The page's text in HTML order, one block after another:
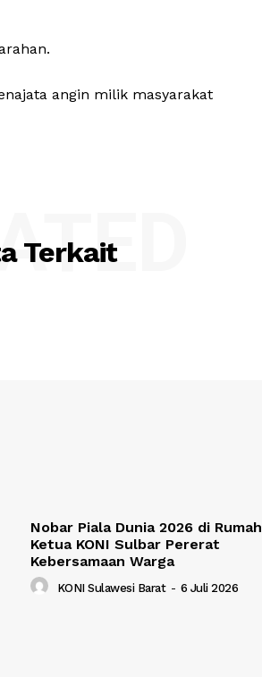
angin milik masyarakat
Terkait
Nobar Piala Dunia 2026 di Rumah
Ketua KONI Sulbar Pererat
Kebersamaan Warga
KONI Sulawesi Barat - 6 Juli 2026